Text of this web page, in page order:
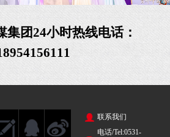
集团24小时热线电话：
联系我们
电话/Tel:0531-